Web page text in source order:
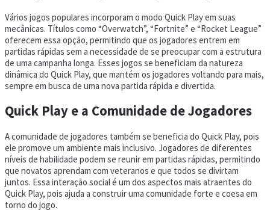
Vários jogos populares incorporam o modo Quick Play em suas
mecânicas. Títulos como “Overwatch”, “Fortnite” e “Rocket League”
oferecem essa opção, permitindo que os jogadores entrem em
partidas rápidas sem a necessidade de se preocupar com a estrutura
de uma campanha longa. Esses jogos se beneficiam da natureza
dinâmica do Quick Play, que mantém os jogadores voltando para mais,
sempre em busca de uma nova partida rápida e divertida.
Quick Play e a Comunidade de Jogadores
A comunidade de jogadores também se beneficia do Quick Play, pois
ele promove um ambiente mais inclusivo. Jogadores de diferentes
níveis de habilidade podem se reunir em partidas rápidas, permitindo
que novatos aprendam com veteranos e que todos se divirtam
juntos. Essa interação social é um dos aspectos mais atraentes do
Quick Play, pois ajuda a construir uma comunidade forte e coesa em
torno do jogo.